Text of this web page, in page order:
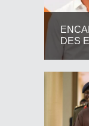
DES